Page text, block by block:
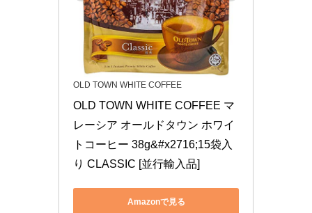
OLD TOWN WHITE COFFEE
OLD TOWN WHITE COFFEE マ
レーシア オールドタウン ホワイ
トコーヒー 38g&#x2716;15袋入
り CLASSIC [並行輸入品]
Amazonで見る